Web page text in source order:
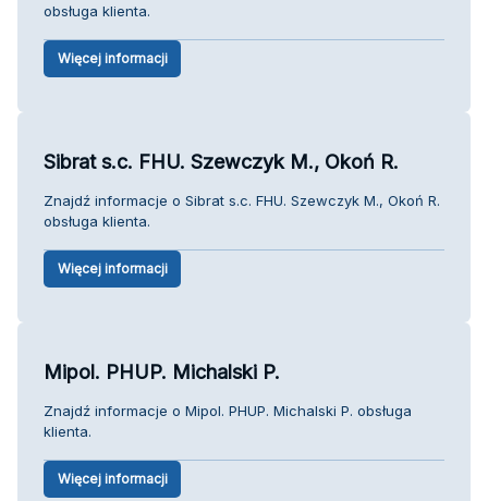
obsługa klienta.
Więcej informacji
Sibrat s.c. FHU. Szewczyk M., Okoń R.
Znajdź informacje o Sibrat s.c. FHU. Szewczyk M., Okoń R.
obsługa klienta.
Więcej informacji
Mipol. PHUP. Michalski P.
Znajdź informacje o Mipol. PHUP. Michalski P. obsługa
klienta.
Więcej informacji